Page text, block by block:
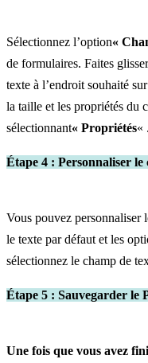
Sélectionnez l’option«
de formulaires. Faites
texte à l’endroit souhaité
la taille et les propriétés du
sélectionnant« Propriétés« .
Étape 4 : Personnaliser le
Vous pouvez personnaliser
le texte par défaut et les
sélectionnez le champ de
Étape 5 : Sauvegarder le
Une fois que vous avez